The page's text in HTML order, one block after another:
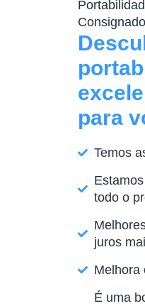
Consignado
para
Temos
todo o
juros
Melhora
É uma